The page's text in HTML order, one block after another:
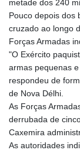
metade dos 240
Pouco depois dos
cruzado ao longo
Forças Armadas
"O Exército
armas pequenas
respondeu de
de Nova Délhi.
As Forças
derrubada de
Caxemira
As autoridades